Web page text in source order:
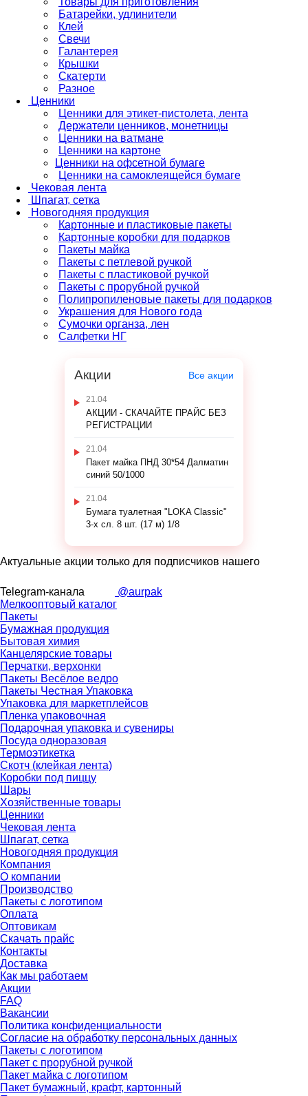
Батарейки, удлинители
Клей
Свечи
Галантерея
Крышки
Скатерти
Разное
Ценники
Ценники для этикет-пистолета, лента
Держатели ценников, монетницы
Ценники на ватмане
Ценники на картоне
Ценники на офсетной бумаге
Ценники на самоклеящейся бумаге
Чековая лента
Шпагат, сетка
Новогодняя продукция
Картонные и пластиковые пакеты
Картонные коробки для подарков
Пакеты майка
Пакеты с петлевой ручкой
Пакеты с пластиковой ручкой
Пакеты с прорубной ручкой
Полипропиленовые пакеты для подарков
Украшения для Нового года
Сумочки органза, лен
Салфетки НГ
Акции Все акции
21.04
АКЦИИ - СКАЧАЙТЕ ПРАЙС БЕЗ
РЕГИСТРАЦИИ
21.04
Пакет майка ПНД 30*54 Далматин
синий 50/1000
21.04
Бумага туалетная "LOKA Classic"
3-х сл. 8 шт. (17 м) 1/8
Актуальные акции только для подписчиков нашего
Telegram-канала
@aurpak
Мелкооптовый каталог
Пакеты
Бумажная продукция
Бытовая химия
Канцелярские товары
Перчатки, верхонки
Пакеты Весёлое ведро
Пакеты Честная Упаковка
Упаковка для маркетплейсов
Пленка упаковочная
Подарочная упаковка и сувениры
Посуда одноразовая
Термоэтикетка
Скотч (клейкая лента)
Коробки под пиццу
Шары
Хозяйственные товары
Ценники
Чековая лента
Шпагат, сетка
Новогодняя продукция
Компания
О компании
Производство
Пакеты с логотипом
Оплата
Оптовикам
Скачать прайс
Контакты
Доставка
Как мы работаем
Акции
FAQ
Вакансии
Политика конфиденциальности
Согласие на обработку персональных данных
Пакеты с логотипом
Пакет с прорубной ручкой
Пакет майка с логотипом
Пакет бумажный, крафт, картонный